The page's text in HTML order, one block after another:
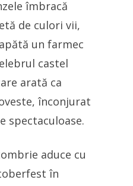
îmbracă
de culori vii,
un farmec
castel
arată ca
înconjurat
spectaculoase.
aduce cu
în